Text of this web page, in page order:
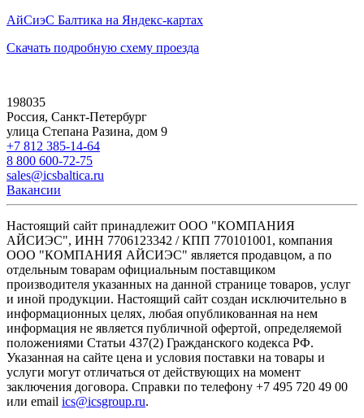
АйСиэС Балтика на Яндекс-картах
Скачать подробную схему проезда
198035
Россия, Санкт-Петербург
улица Степана Разина, дом 9
+7 812 385-14-64
8 800 600-72-75
sales@icsbaltica.ru
Вакансии
Настоящий сайт принадлежит ООО "КОМПАНИЯ
АЙСИЭС", ИНН 7706123342 / КПП 770101001, компания
ООО "КОМПАНИЯ АЙСИЭС" является продавцом, а по
отдельным товарам официальным поставщиком
производителя указанных на данной странице товаров, услуг
и иной продукции. Настоящий сайт создан исключительно в
информационных целях, любая опубликованная на нем
информация не является публичной офертой, определяемой
положениями Статьи 437(2) Гражданского кодекса РФ.
Указанная на сайте цена и условия поставки на товары и
услуги могут отличаться от действующих на момент
заключения договора. Справки по телефону +7 495 720 49 00
или email ics@icsgroup.ru.